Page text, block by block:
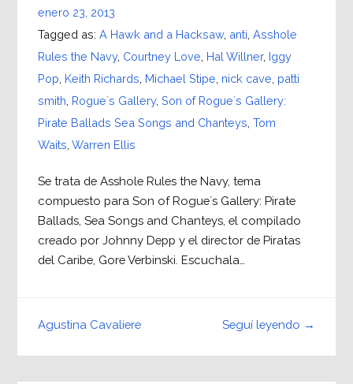
enero 23, 2013
Tagged as: A Hawk and a Hacksaw, anti Asshole
Rules the Navy, Courtney Love Hal Willner, Iggy
Pop Keith Richards Michael Stipe nick cave patti
smith Rogue´s Gallery, Son of Rogue´s Gallery:
Pirate Ballads Sea Songs and Chanteys Tom
Waits Warren Ellis
Se trata de Asshole Rules the Navy, tema
compuesto para Son of Rogue´s Gallery: Pirate
Ballads, Sea Songs and Chanteys, el compilado
creado por Johnny Depp y el director de Piratas
del Caribe, Gore Verbinski. Escuchala…
Seguí leyendo →
Agustina Cavaliere